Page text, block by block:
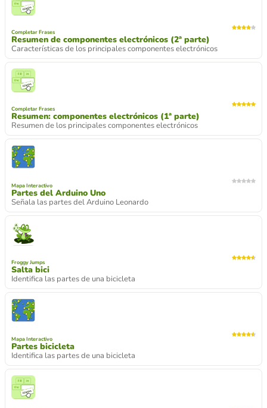
Completar Frases
Resumen de componentes electrónicos (2ª parte)
Características de los principales componentes electrónicos
Completar Frases
Resumen: componentes electrónicos (1ª parte)
Resumen de los principales componentes electrónicos
Mapa Interactivo
Partes del Arduino Uno
Señala las partes del Arduino Leonardo
Froggy Jumps
Salta bici
Identifica las partes de una bicicleta
Mapa Interactivo
Partes bicicleta
Identifica las partes de una bicicleta